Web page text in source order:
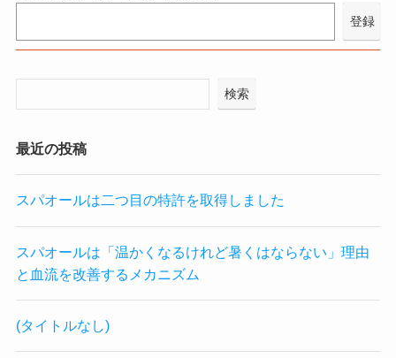
検索
最近の投稿
スパオールは二つ目の特許を取得しました
スパオールは「温かくなるけれど暑くはならない」理由
と血流を改善するメカニズム
(タイトルなし)